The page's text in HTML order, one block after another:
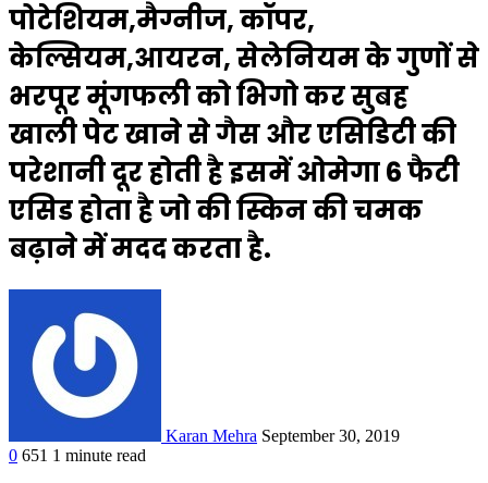
पोटेशियम,मैग्नीज, कॉपर,
केल्सियम,आयरन, सेलेनियम के गुणों से
भरपूर मूंगफली को भिगो कर सुबह
खाली पेट खाने से गैस और एसिडिटी की
परेशानी दूर होती है इसमें ओमेगा 6 फैटी
एसिड होता है जो की स्किन की चमक
बढ़ाने में मदद करता है.
Karan Mehra September 30, 2019
0 651 1 minute read